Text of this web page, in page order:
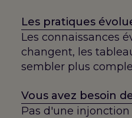
Les pratiques
Les connaissances
changent, les
sembler plus
Vous avez besoin
Pas d'une